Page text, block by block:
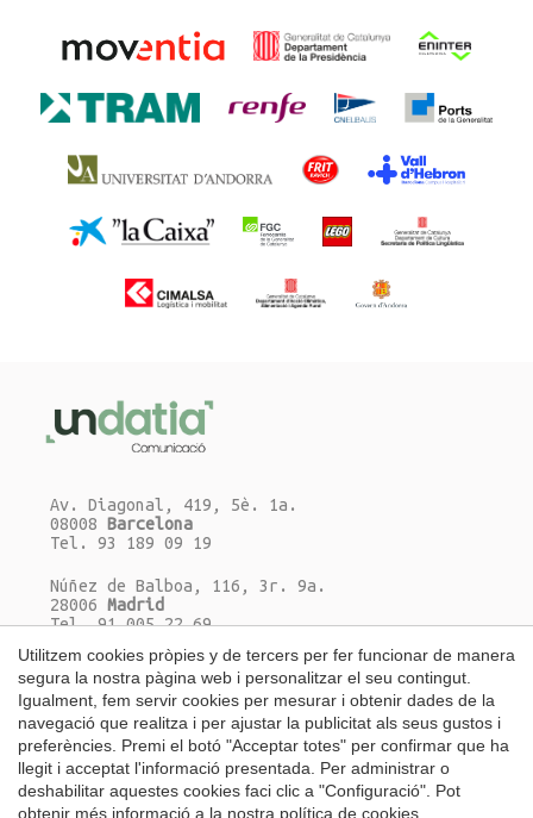
Av. Diagonal, 419, 5è. 1a.
08008 Barcelona
Tel. 93 189 09 19
Núñez de Balboa, 116, 3r. 9a.
28006 Madrid
Tel. 91 005 22 69
Escriu-nos un correu-e
Català | Español | English
Utilitzem cookies pròpies y de tercers per fer funcionar de manera
segura la nostra pàgina web i personalitzar el seu contingut.
Igualment, fem servir cookies per mesurar i obtenir dades de la
navegació que realitza i per ajustar la publicitat als seus gustos i
preferències. Premi el botó "Acceptar totes" per confirmar que ha
llegit i acceptat l'informació presentada. Per administrar o
deshabilitar aquestes cookies faci clic a "Configuració". Pot
obtenir més informació a la nostra política de cookies
Guardar configuració Acceptar totes